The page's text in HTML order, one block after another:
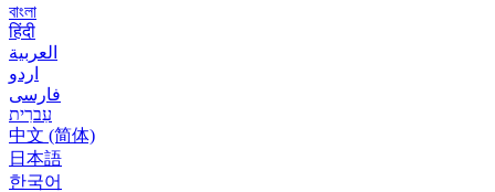
বাংলা
हिंदी
العربية
اردو
فارسی
עִברִית
中文 (简体)
日本語
한국어